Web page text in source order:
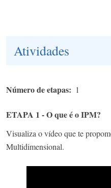
Atividades
Número de etapas 1
ETAPA 1 - O que é o IPM?
Visualiza o vídeo que te
Multidimensional.